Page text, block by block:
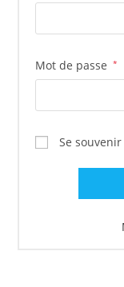
Mot de passe *
Se